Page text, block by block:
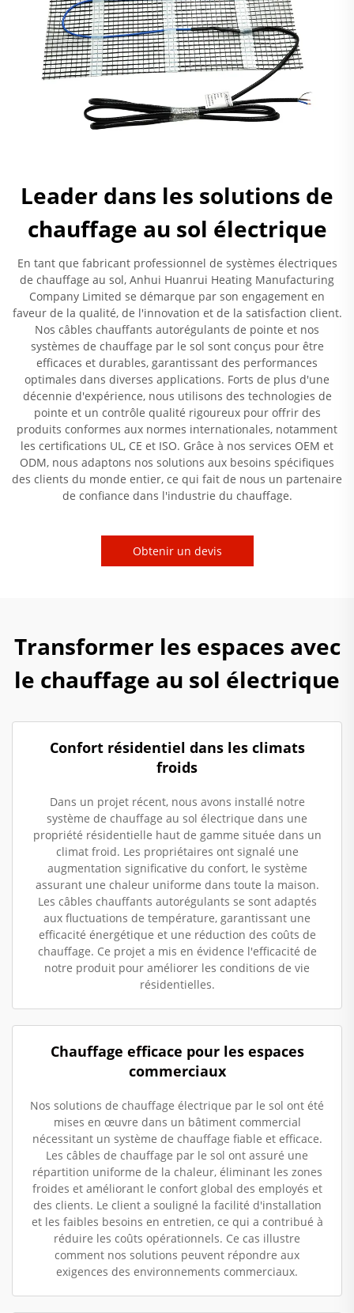
Leader dans les solutions de
chauffage au sol électrique
En tant que fabricant professionnel de systèmes électriques
de chauffage au sol, Anhui Huanrui Heating Manufacturing
Company Limited se démarque par son engagement en
faveur de la qualité, de l'innovation et de la satisfaction client.
Nos câbles chauffants autorégulants de pointe et nos
systèmes de chauffage par le sol sont conçus pour être
efficaces et durables, garantissant des performances
optimales dans diverses applications. Forts de plus d'une
décennie d'expérience, nous utilisons des technologies de
pointe et un contrôle qualité rigoureux pour offrir des
produits conformes aux normes internationales, notamment
les certifications UL, CE et ISO. Grâce à nos services OEM et
ODM, nous adaptons nos solutions aux besoins spécifiques
des clients du monde entier, ce qui fait de nous un partenaire
de confiance dans l'industrie du chauffage.
Obtenir un devis
Transformer les espaces avec
le chauffage au sol électrique
Confort résidentiel dans les climats
froids
Dans un projet récent, nous avons installé notre
système de chauffage au sol électrique dans une
propriété résidentielle haut de gamme située dans un
climat froid. Les propriétaires ont signalé une
augmentation significative du confort, le système
assurant une chaleur uniforme dans toute la maison.
Les câbles chauffants autorégulants se sont adaptés
aux fluctuations de température, garantissant une
efficacité énergétique et une réduction des coûts de
chauffage. Ce projet a mis en évidence l'efficacité de
notre produit pour améliorer les conditions de vie
résidentielles.
Chauffage efficace pour les espaces
commerciaux
Nos solutions de chauffage électrique par le sol ont été
mises en œuvre dans un bâtiment commercial
nécessitant un système de chauffage fiable et efficace.
Les câbles de chauffage par le sol ont assuré une
répartition uniforme de la chaleur, éliminant les zones
froides et améliorant le confort global des employés et
des clients. Le client a souligné la facilité d'installation
et les faibles besoins en entretien, ce qui a contribué à
réduire les coûts opérationnels. Ce cas illustre
comment nos solutions peuvent répondre aux
exigences des environnements commerciaux.